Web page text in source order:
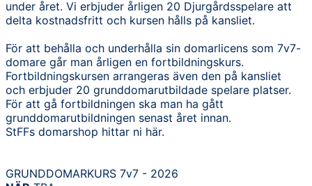
under året. Vi erbjuder årligen 20 Djurgårdsspelare att
delta kostnadsfritt och kursen hålls på kansliet.
För att behålla och underhålla sin domarlicens som 7v7-
domare går man årligen en fortbildningskurs.
Fortbildningskursen arrangeras även den på kansliet
och erbjuder 20 grunddomarutbildade spelare platser.
För att gå fortbildningen ska man ha gått
grunddomarutbildningen senast året innan.
StFFs domarshop hittar ni här.
GRUNDDOMARKURS 7v7 - 2026